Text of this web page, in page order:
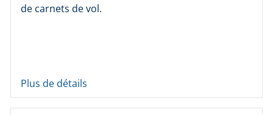
de carnets de vol.
Plus de détails